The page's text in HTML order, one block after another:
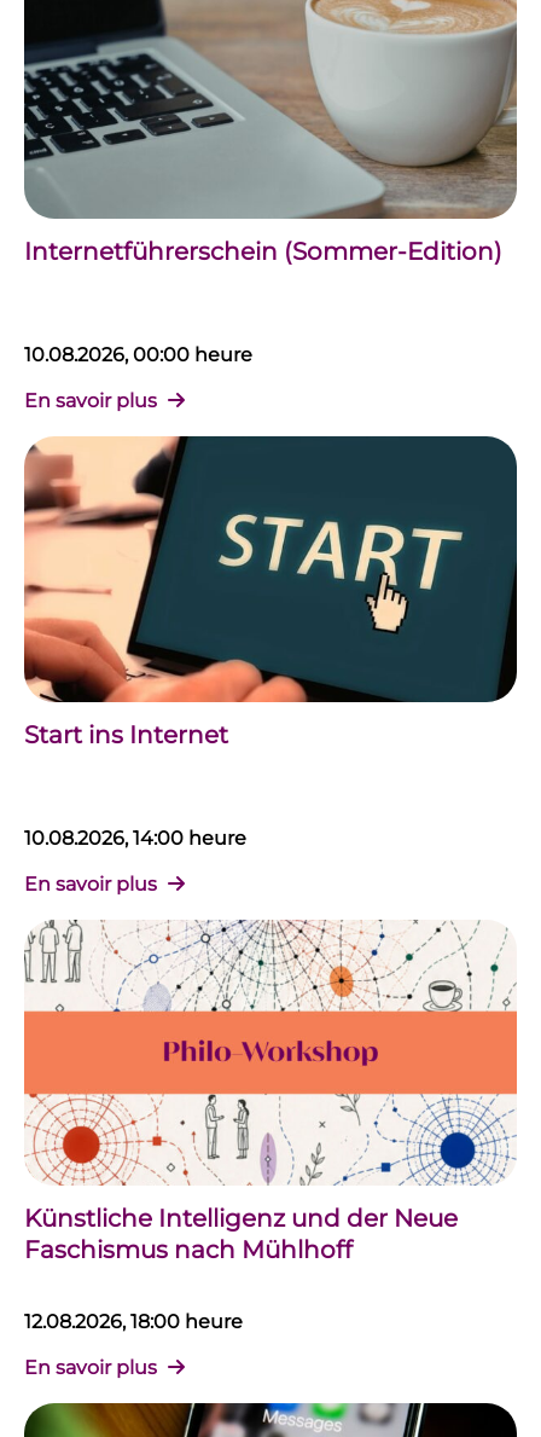
Internetführerschein (Sommer-Edition)
10.08.2026, 00:00 heure
En savoir plus
Start ins Internet
10.08.2026, 14:00 heure
En savoir plus
Künstliche Intelligenz und der Neue
Faschismus nach Mühlhoff
12.08.2026, 18:00 heure
En savoir plus